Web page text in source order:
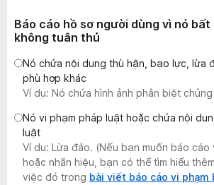
y
i
e
f
o
x
Báo cáo hồ sơ người dùng vì nó
không tuân thủ
Nó chứa nội dung thù hận, bạo lực, lừa
phù hợp khác
Ví dụ: Nó chứa hình ảnh phân biệt
Nó vi phạm pháp luật hoặc chứa nội
luật
Ví dụ: Lừa đảo. (Nếu bạn muốn báo cáo
hoặc nhãn hiệu, bạn có thể tìm hiểu
việc đó trong bài viết báo cáo vi phạm